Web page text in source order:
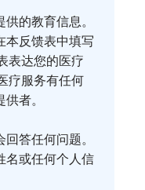
的教育信息。
本反馈表中填写
表达您的医疗
疗服务有任何
者。
答任何问题。
名或任何个人信